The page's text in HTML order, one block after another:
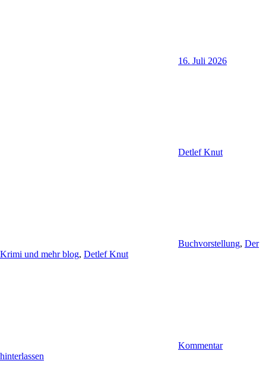
16. Juli 2026
Detlef Knut
Buchvorstellung, Der
Krimi und mehr blog, Detlef Knut
Kommentar
hinterlassen